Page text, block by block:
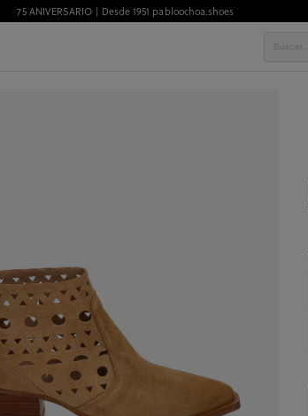
75 ANIVERSARIO | Desde 1951 pabloochoa.shoes